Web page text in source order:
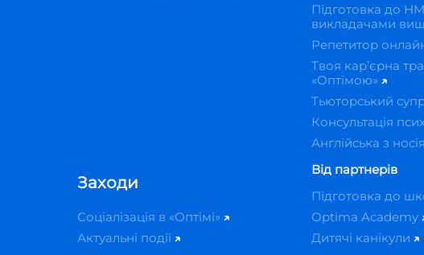
Заходи
Соціалізація в «Оптімі»
Актуальні події
Підготовка до
викладачами
Репетитор
Твоя кар’єрна
«Оптімою»
Тьюторський
Консультація
Англійська з
Від партнерів
Підготовка до
Optima Academy
Дитячі канікули